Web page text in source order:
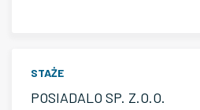
STAŻE
POSIADALO SP. Z.O.O.